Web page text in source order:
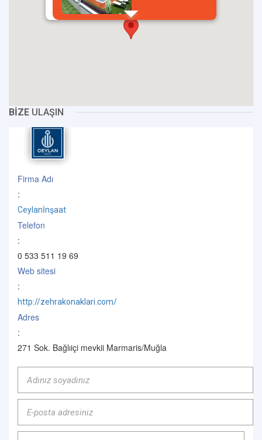
BİZE ULAŞIN
Firma Adı
:
Ceylanİnşaat
Telefon
:
0 533 511 19 69
Web sitesi
:
http://zehrakonaklari.com/
Adres
:
271 Sok. Bağlıiçi mevkii Marmaris/Muğla